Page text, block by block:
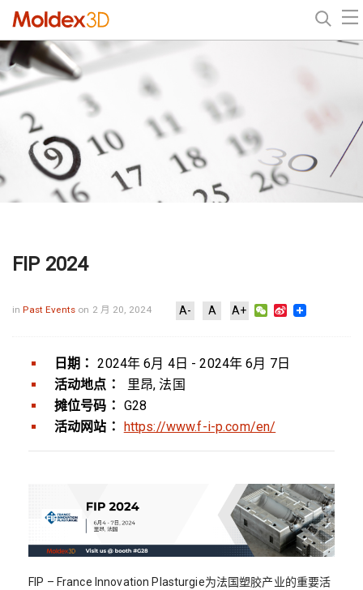
FIP 2024
inPast Events on 2 月 20, 2024 A- A A+ WeChat
Sina
日期：
2024年 6月 4日 - 2024年 6月 7日
活动地点：
里昂, 法国
摊位号码： G28
活动网站： https://www.f-i-p.com/en/
FIP – France Innovation Plasturgie为法国塑胶产业的重要活